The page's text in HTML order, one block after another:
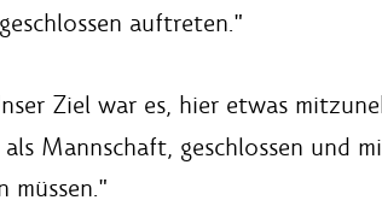
auftreten."
Ziel war es, hier etwas
Mannschaft, geschlossen und
müssen."